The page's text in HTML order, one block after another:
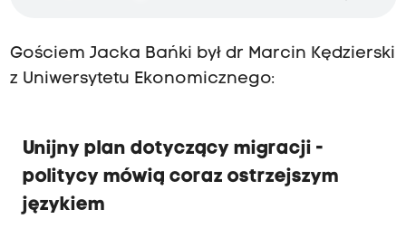
Gościem Jacka Bańki był dr Marcin Kędzierski
z Uniwersytetu Ekonomicznego:
Unijny plan dotyczący migracji -
politycy mówią coraz ostrzejszym
językiem